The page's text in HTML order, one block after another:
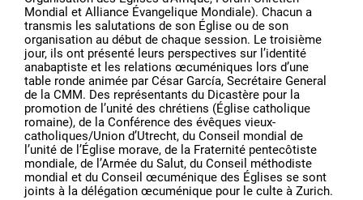
Mondial et Alliance Évangelique Mondiale). Chacun a
transmis les salutations de son Église ou de son
organisation au début de chaque session. Le troisième
jour, ils ont présenté leurs perspectives sur l’identité
anabaptiste et les relations œcuméniques lors d’une
table ronde animée par César García, Secrétaire General
de la CMM. Des représentants du Dicastère pour la
promotion de l’unité des chrétiens (Église catholique
romaine), de la Conférence des évêques vieux-
catholiques/Union d’Utrecht, du Conseil mondial de
l’unité de l’Église morave, de la Fraternité pentecôtiste
mondiale, de l’Armée du Salut, du Conseil méthodiste
mondial et du Conseil œcuménique des Églises se sont
joints à la délégation œcuménique pour le culte à Zurich.